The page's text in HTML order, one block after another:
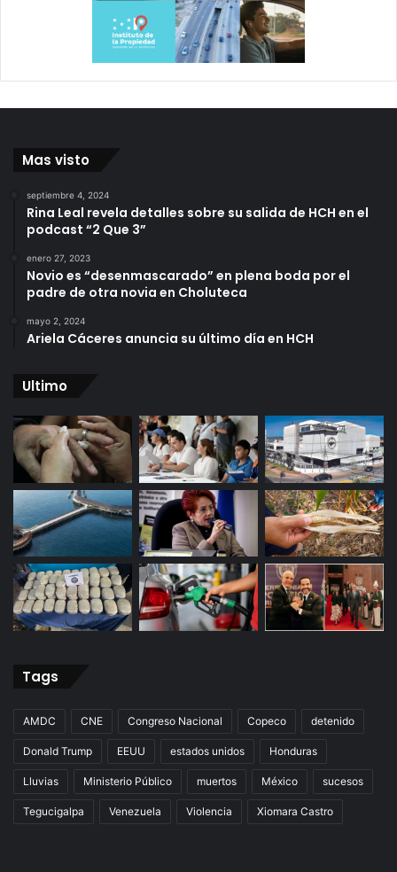
Mas visto
septiembre 4, 2024
Rina Leal revela detalles sobre su salida de HCH en el
podcast “2 Que 3”
enero 27, 2023
Novio es “desenmascarado” en plena boda por el
padre de otra novia en Choluteca
mayo 2, 2024
Ariela Cáceres anuncia su último día en HCH
Ultimo
Tags
AMDC CNE Congreso Nacional Copeco detenido
Donald Trump EEUU estados unidos Honduras
Lluvias Ministerio Público muertos México sucesos
Tegucigalpa Venezuela Violencia Xiomara Castro